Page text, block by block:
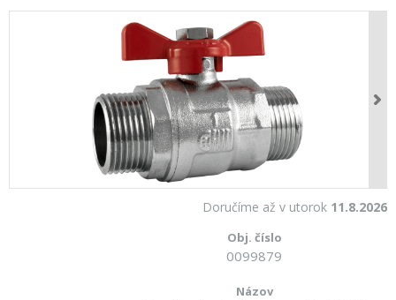
Doručíme až v utorok 11.8.2026
0099879